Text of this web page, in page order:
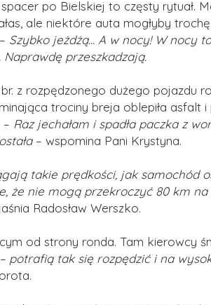
po Bielskiej to częsty rytuał.
ale niektóre auta mogłyby
Szybko jeżdżą... A w nocy! W nocy
przeszkadzają.
z rozpędzonego dużego pojazdu
trociny breja oblepiła asfalt
– Raz jechałam i spadła paczka z
– wspomina Pani Krystyna.
takie prędkości, jak samochód
że nie mogą przekroczyć 80 km na
Radosław Werszko.
od strony ronda. Tam kierowcy
potrafią tak się rozpędzić i na